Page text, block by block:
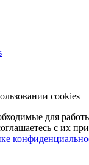
cookies
для
с их